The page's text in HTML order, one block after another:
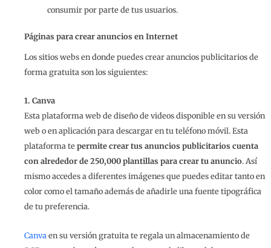
consumir por parte de tus usuarios.
Páginas para crear anuncios en Internet
Los sitios webs en donde puedes crear anuncios publicitarios de
forma gratuita son los siguientes:
1. Canva
Esta plataforma web de diseño de videos disponible en su versión
web o en aplicación para descargar en tu teléfono móvil. Esta
plataforma tepermite crear tus anuncios publicitarios cuenta
con alrededor de 250,000 plantillas para crear tu anuncio. Así
mismo accedes a diferentes imágenes que puedes editar tanto en
color como el tamaño además de añadirle una fuente tipográfica
de tu preferencia.
Canva en su versión gratuita te regala un almacenamiento de